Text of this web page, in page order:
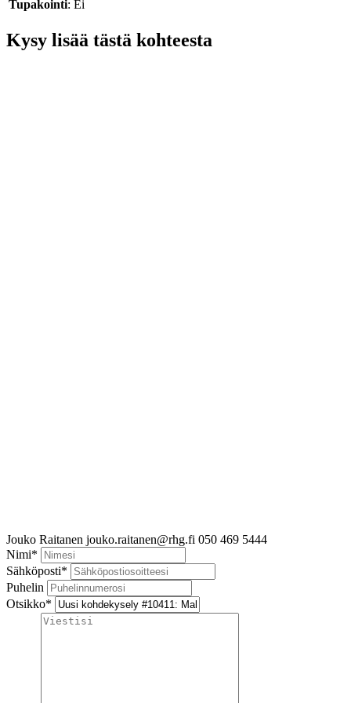
Tupakointi: Ei
Kysy lisää tästä kohteesta
Jouko Raitanen jouko.raitanen@rhg.fi 050 469 5444
Nimi*
Sähköposti*
Puhelin
Otsikko*